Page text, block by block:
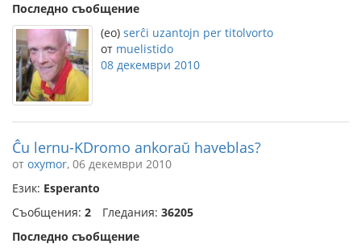
Последно съобщение
(eo) serĉi uzantojn per titolvorto
от muelistido
08 декември 2010
Ĉu lernu-KDromo ankoraŭ haveblas?
от oxymor, 06 декември 2010
Език: Esperanto
Съобщения: 2 Гледания: 36205
Последно съобщение